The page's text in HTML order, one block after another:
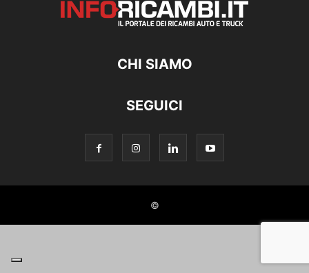
CHI SIAMO
SEGUICI
©